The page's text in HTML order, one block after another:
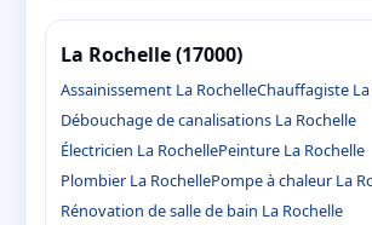
La Rochelle (17000)
Assainissement La RochelleChauffagiste
Débouchage de canalisations La Rochelle
Électricien La RochellePeinture La Rochelle
Plombier La RochellePompe à chaleur La
Rénovation de salle de bain La Rochelle